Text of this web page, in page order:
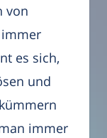
von
es sich,
und
immer